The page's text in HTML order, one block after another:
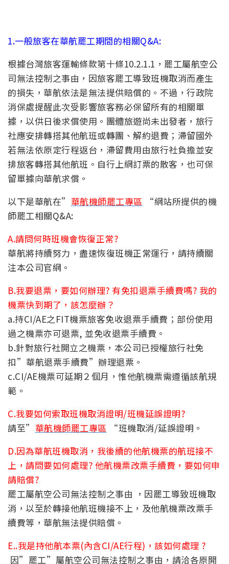
1.一般旅客在華航罷工期間的相關Q&A:
根據台灣旅客運輸條款第十條10.2.1.1，罷工屬航空公
司無法控制之事由，因旅客罷工導致班機取消而產生
的損失，華航依法是無法提供賠償的。不過，行政院
消保處提醒此次受影響旅客務必保留所有的相關單
據，以供日後求償使用。團體旅遊尚未出發者，旅行
社應安排轉搭其他航班或轉團、解約退費；滯留國外
若無法依原定行程返台，滯留費用由旅行社負擔並安
排旅客轉搭其他航班。自行上網訂票的散客，也可保
留單據向華航求償。
以下是華航在” 華航機師罷工專區 “網站所提供的機
師罷工相關Q&A:
A.請問何時班機會恢復正常?
華航將持續努力，盡速恢復班機正常運行，請持續關
注本公司官網。
B.我要退票，要如何辦理? 有免扣退票手續費嗎? 我的
機票快到期了，該怎麼辦？
a.持CI/AE之FIT機票旅客免收退票手續費；部份使用
過之機票亦可退票, 並免收退票手續費。
b.針對旅行社開立之機票，本公司已授權旅行社免
扣”華航退票手續費”辦理退票。
c.CI/AE機票可延期２個月，惟他航機票需遵循該航規
範。
C.我要如何索取班機取消證明/班機延誤證明?
請至” 華航機師罷工專區 “班機取消/延誤證明。
D.因為華航班機取消，我後續的他航機票的航班接不
上，請問要如何處理? 他航機票改票手續費，要如何申
請賠償?
罷工屬航空公司無法控制之事由 ，因罷工導致班機取
消，以至於轉接他航班機接不上，及他航機票改票手
續費等，華航無法提供賠償。
E..我是持他航本票(內含CI/AE行程)，該如何處理 ?
因”罷工”屬航空公司無法控制之事由，請洽各原開